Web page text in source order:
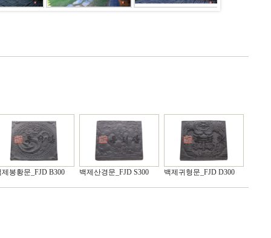
제봉황문_FJD B300 백제산경문_FJD S300 백제귀형문_FJD D300